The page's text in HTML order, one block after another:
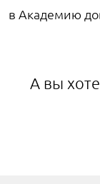
в Академию
А вы